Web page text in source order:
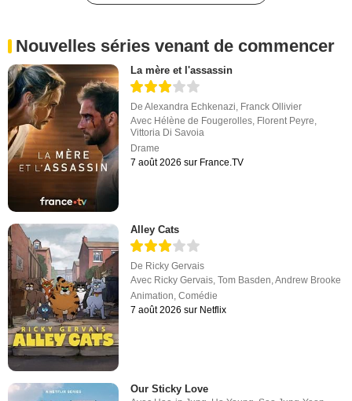
Nouvelles séries venant de commencer
La mère et l'assassin
DeAlexandra Echkenazi Franck Ollivier
Avec Hélène de Fougerolles Florent Peyre
Vittoria Di Savoia
Drame
7 août 2026 sur France.TV
Alley Cats
De Ricky Gervais
Avec Ricky Gervais,Tom Basden,Andrew Brooke
Animation,Comédie
7 août 2026 sur Netflix
Our Sticky Love